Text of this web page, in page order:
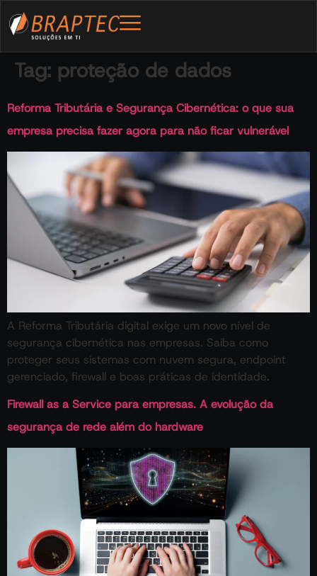
Tag: proteção de dados
Reforma Tributária e Segurança Cibernética: o que sua
empresa precisa fazer agora para não ficar vulnerável
A Reforma Tributária digital exige um novo nível de
segurança cibernética nas empresas. Saiba como
proteger seus sistemas com nuvem segura, endpoint
gerenciado, firewall e boas práticas de identidade.
Firewall as a Service para empresas. A evolução da
segurança de rede além do hardware